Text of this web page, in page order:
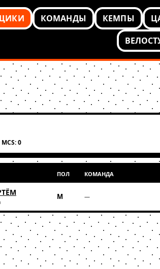
КОМАНДЫ КЕМПЫ
0
ПОЛ КОМАНДА
М —